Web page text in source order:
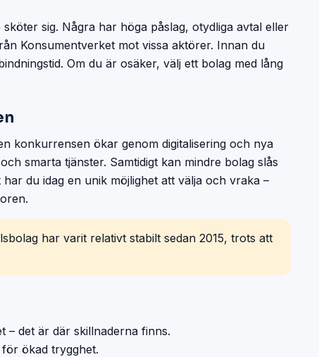
sig. Några har höga påslag, otydliga avtal eller
Konsumentverket mot vissa aktörer. Innan du
Om du är osäker, välj ett bolag med lång
konkurrensen ökar genom digitalisering och nya
smarta tjänster. Samtidigt kan mindre bolag slås
du idag en unik möjlighet att välja och vraka –
har varit relativt stabilt sedan 2015, trots att
– det är där skillnaderna finns.
ökad trygghet.